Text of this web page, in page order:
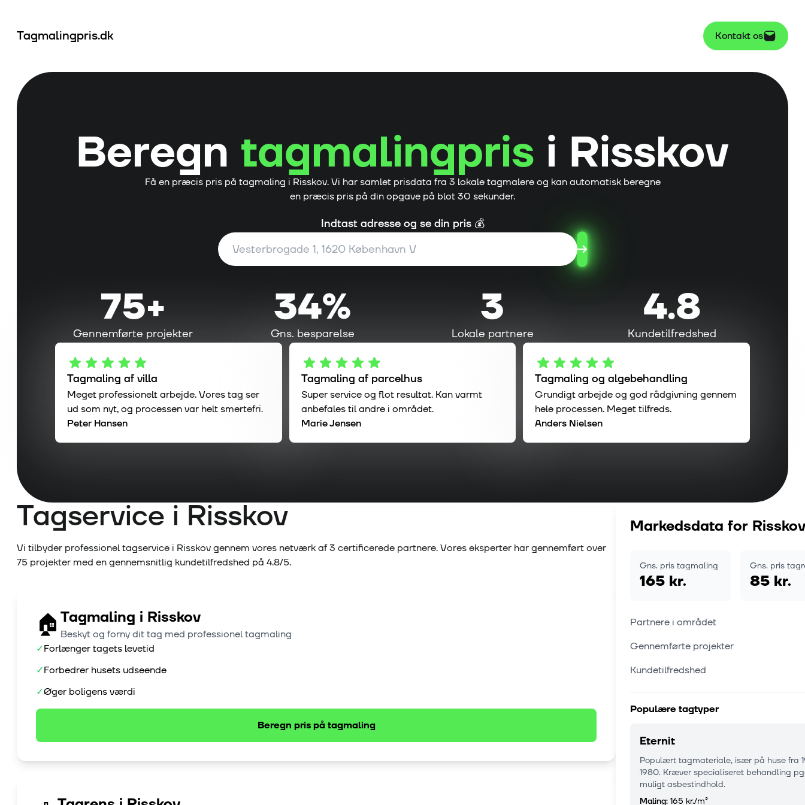
Tagmalingpris.dk Kontakt os
Beregn tagmalingpris i Risskov
Få en præcis pris på tagmaling i Risskov. Vi har samlet prisdata fra 3 lokale tagmalere og kan automatisk beregne
en præcis pris på din opgave på blot 30 sekunder.
Indtast adresse og se din pris 💰
75+
Gennemførte projekter
34%
Gns. besparelse
3
Lokale partnere
4.8
Kundetilfredshed
Tagmaling af villa
Meget professionelt arbejde. Vores tag ser
ud som nyt, og processen var helt smertefri.
Peter Hansen
Tagmaling af parcelhus
Super service og flot resultat. Kan varmt
anbefales til andre i området.
Marie Jensen
Tagmaling og algebehandling
Grundigt arbejde og god rådgivning gennem
hele processen. Meget tilfreds.
Anders Nielsen
Tagservice i Risskov
Vi tilbyder professionel tagservice i Risskovgennem vores netværk af3 certificerede partnere. Vores eksperter har gennemført over
75 projekter med en gennemsnitlig kundetilfredshed på 4.8/5.
🏠 Tagmaling i Risskov
Beskyt og forny dit tag med professionel tagmaling
✓Forlænger tagets levetid
✓Forbedrer husets udseende
✓Øger boligens værdi
Beregn pris påtagmaling
Markedsdata for Risskov
Gns. pris tagmaling
165 kr.
Gns. pris
85 kr.
Partnere i området
Gennemførte projekter
Kundetilfredshed
Populære tagtyper
Eternit
Populært tagmateriale, især på huse fra
1980. Kræver specialiseret behandling
muligt asbestindhold.
Maling: 165 kr./m²